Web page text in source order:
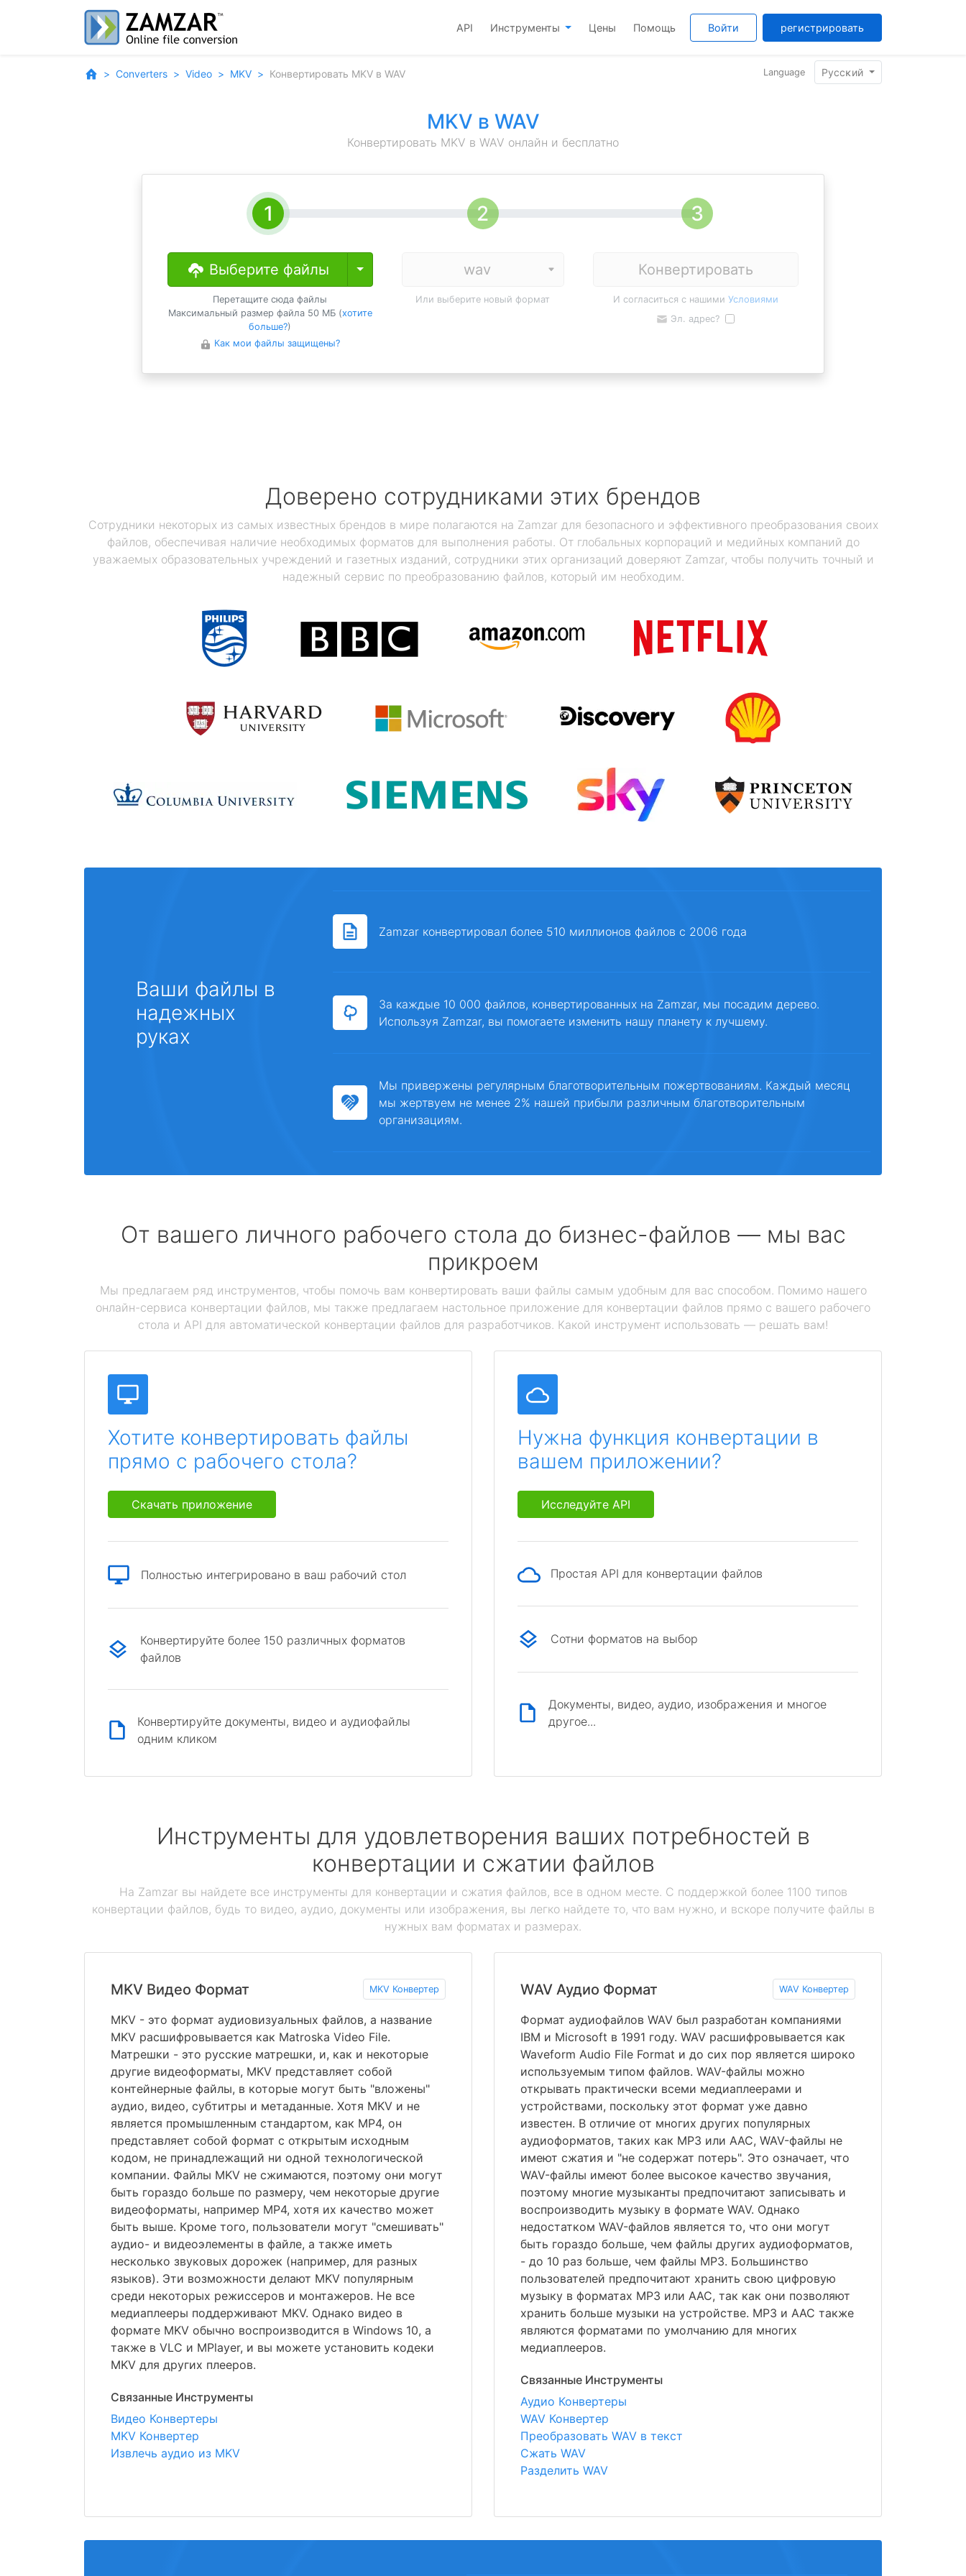
API Инструменты Цены Помощь Войти регистрировать
Converters Video MKV Конвертировать MKV в WAV Language Pyccĸий
MKV в WAV
Конвертировать MKV в WAV онлайн и бесплатно
Выберите файлы Toggle Dropdown
Перетащите сюда файлы
Максимальный размер файла 50 МБ (хотите
больше?)
Как мои файлы защищены?
Или выберите новый формат
Конвертировать
И согласиться с нашими Условиями
Эл. адрес?
Доверено сотрудниками этих брендов
Сотрудники некоторых из самых известных брендов в мире полагаются на Zamzar для безопасного и эффективного преобразования своих
файлов, обеспечивая наличие необходимых форматов для выполнения работы. От глобальных корпораций и медийных компаний до
уважаемых образовательных учреждений и газетных изданий, сотрудники этих организаций доверяют Zamzar, чтобы получить точный и
надежный сервис по преобразованию файлов, который им необходим.
Ваши файлы в
надежных
руках
Zamzar конвертировал более 510 миллионов файлов с 2006 года
За каждые 10 000 файлов, конвертированных на Zamzar, мы посадим дерево.
Используя Zamzar, вы помогаете изменить нашу планету к лучшему.
Мы привержены регулярным благотворительным пожертвованиям. Каждый месяц
мы жертвуем не менее 2% нашей прибыли различным благотворительным
организациям.
От вашего личного рабочего стола до бизнес-файлов — мы вас
прикроем
Мы предлагаем ряд инструментов, чтобы помочь вам конвертировать ваши файлы самым удобным для вас способом. Помимо нашего
онлайн-сервиса конвертации файлов, мы также предлагаем настольное приложение для конвертации файлов прямо с вашего рабочего
стола и API для автоматической конвертации файлов для разработчиков. Какой инструмент использовать — решать вам!
Хотите конвертировать файлы
прямо с рабочего стола?
Скачать приложение
Полностью интегрировано в ваш рабочий стол
Конвертируйте более 150 различных форматов
файлов
Конвертируйте документы, видео и аудиофайлы
одним кликом
Нужна функция конвертации в
вашем приложении?
Исследуйте API
Простая API для конвертации файлов
Сотни форматов на выбор
Документы, видео, аудио, изображения и многое
другое...
Инструменты для удовлетворения ваших потребностей в
конвертации и сжатии файлов
На Zamzar вы найдете все инструменты для конвертации и сжатия файлов, все в одном месте. С поддержкой более 1100 типов
конвертации файлов, будь то видео, аудио, документы или изображения, вы легко найдете то, что вам нужно, и вскоре получите файлы в
нужных вам форматах и размерах.
MKV Видео Формат MKV Конвертер
MKV - это формат аудиовизуальных файлов, а название
MKV расшифровывается как Matroska Video File.
Матрешки - это русские матрешки, и, как и некоторые
другие видеоформаты, MKV представляет собой
контейнерные файлы, в которые могут быть "вложены"
аудио, видео, субтитры и метаданные. Хотя MKV и не
является промышленным стандартом, как MP4, он
представляет собой формат с открытым исходным
кодом, не принадлежащий ни одной технологической
компании. Файлы MKV не сжимаются, поэтому они могут
быть гораздо больше по размеру, чем некоторые другие
видеоформаты, например MP4, хотя их качество может
быть выше. Кроме того, пользователи могут "смешивать"
аудио- и видеоэлементы в файле, а также иметь
несколько звуковых дорожек (например, для разных
языков). Эти возможности делают MKV популярным
среди некоторых режиссеров и монтажеров. Не все
медиаплееры поддерживают MKV. Однако видео в
формате MKV обычно воспроизводится в Windows 10, а
также в VLC и MPlayer, и вы можете установить кодеки
MKV для других плееров.
Связанные Инструменты
Видео Конвертеры
MKV Конвертер
Извлечь аудио из MKV
WAV Аудио Формат WAV Конвертер
Формат аудиофайлов WAV был разработан компаниями
IBM и Microsoft в 1991 году. WAV расшифровывается как
Waveform Audio File Format и до сих пор является широко
используемым типом файлов. WAV-файлы можно
открывать практически всеми медиаплеерами и
устройствами, поскольку этот формат уже давно
известен. В отличие от многих других популярных
аудиоформатов, таких как MP3 или AAC, WAV-файлы не
имеют сжатия и "не содержат потерь". Это означает, что
WAV-файлы имеют более высокое качество звучания,
поэтому многие музыканты предпочитают записывать и
воспроизводить музыку в формате WAV. Однако
недостатком WAV-файлов является то, что они могут
быть гораздо больше, чем файлы других аудиоформатов,
- до 10 раз больше, чем файлы MP3. Большинство
пользователей предпочитают хранить свою цифровую
музыку в форматах MP3 или AAC, так как они позволяют
хранить больше музыки на устройстве. MP3 и AAC также
являются форматами по умолчанию для многих
медиаплееров.
Связанные Инструменты
Аудио Конвертеры
WAV Конвертер
Преобразовать WAV в текст
Сжать WAV
Разделить WAV